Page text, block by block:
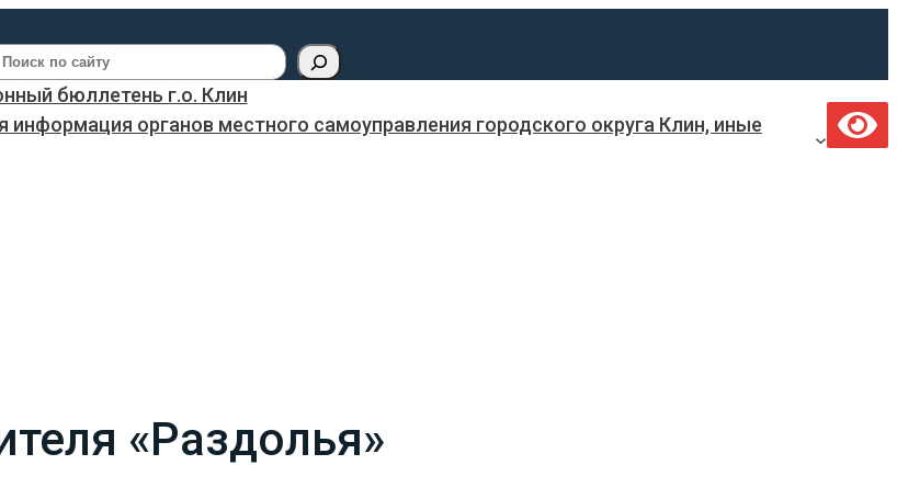
бюллетень г.о. Клин
органов местного самоуправления городского округа Клин, иные
«Раздолья»